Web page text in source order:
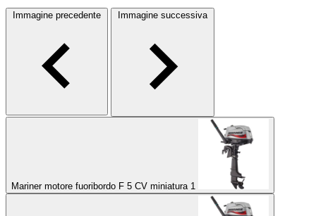
Immagine precedente Immagine successiva
Mariner motore fuoribordo F 5 CV miniatura 1